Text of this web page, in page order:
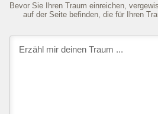
Bevor Sie Ihren Traum einreichen,
auf der Seite befinden, die für Ihren